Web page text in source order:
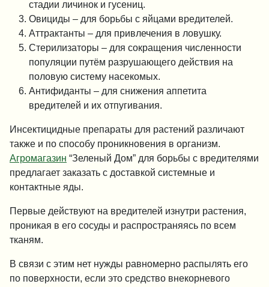
стадии личинок и гусениц.
Овициды – для борьбы с яйцами вредителей.
Аттрактанты – для привлечения в ловушку.
Стерилизаторы – для сокращения численности
популяции путём разрушающего действия на
половую систему насекомых.
Антифиданты – для снижения аппетита
вредителей и их отпугивания.
Инсектицидные препараты для растений различают
также и по способу проникновения в организм.
Агромагазин “Зеленый Дом” для борьбы с вредителями
предлагает заказать с доставкой системные и
контактные яды.
Первые действуют на вредителей изнутри растения,
проникая в его сосуды и распространяясь по всем
тканям.
В связи с этим нет нужды равномерно распылять его
по поверхности, если это средство внекорневого